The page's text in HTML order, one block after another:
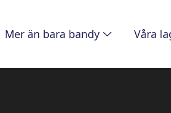
Mer än bara bandy Våra